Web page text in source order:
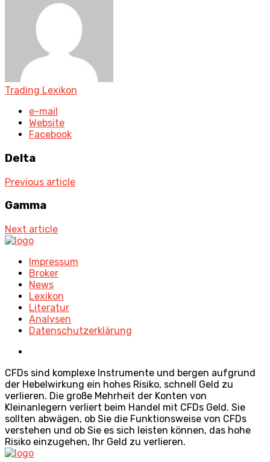
Trading Lexikon
e-mail
Website
Facebook
Delta
Previous article
Gamma
Next article
Impressum
Broker
News
Lexikon
Literatur
Analysen
Datenschutzerklärung
CFDs sind komplexe Instrumente und bergen aufgrund
der Hebelwirkung ein hohes Risiko, schnell Geld zu
verlieren. Die große Mehrheit der Konten von
Kleinanlegern verliert beim Handel mit CFDs Geld. Sie
sollten abwägen, ob Sie die Funktionsweise von CFDs
verstehen und ob Sie es sich leisten können, das hohe
Risiko einzugehen, Ihr Geld zu verlieren.